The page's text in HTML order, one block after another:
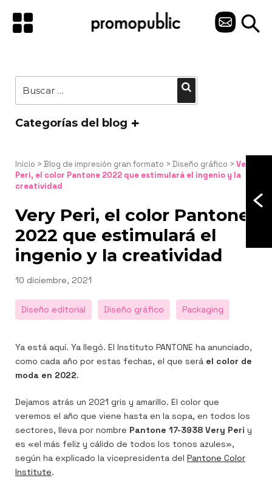
contenido
C
T
por:
Categorías del blog
Inicio > Blog de impresión gran formato > Diseño gráfico > Very
Peri, el color Pantone 2022 que estimulará el ingenio y la
creatividad
Very Peri, el color Pantone
2022 que estimulará el
ingenio y la creatividad
Publicado
10 diciembre, 2021
Diseño editorial Diseño gráfico Packaging
Ya está aquí. Ya llegó. El Instituto PANTONE ha anunciado,
como cada año por estas fechas, el que será el color de
moda en 2022.
Dejamos atrás un 2021 gris y amarillo. El color que
veremos el año que viene hasta en la sopa, en todos los
sectores, lleva por nombre Pantone 17-3938 Very Peri y
es «el más feliz y cálido de todos los tonos azules»,
según ha explicado la vicepresidenta del Pantone Color
Institute.